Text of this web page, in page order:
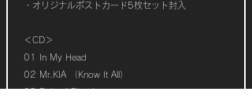
・オリジナルポストカード5枚セット封入
＜CD＞
01 In My Head
02 Mr.KIA （Know It All）
03 Rain of Blessing